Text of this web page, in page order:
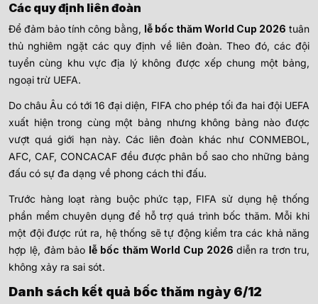
Các quy định liên đoàn
Để đảm bảo tính công bằng, lễ bốc thăm World Cup 2026 tuân
thủ nghiêm ngặt các quy định về liên đoàn. Theo đó, các đội
tuyển cùng khu vực địa lý không được xếp chung một bảng,
ngoại trừ UEFA.
Do châu Âu có tới 16 đại diện, FIFA cho phép tối đa hai đội UEFA
xuất hiện trong cùng một bảng nhưng không bảng nào được
vượt quá giới hạn này. Các liên đoàn khác như CONMEBOL,
AFC, CAF, CONCACAF đều được phân bổ sao cho những bảng
đấu có sự đa dạng về phong cách thi đấu.
Trước hàng loạt ràng buộc phức tạp, FIFA sử dụng hệ thống
phần mềm chuyên dụng để hỗ trợ quá trình bốc thăm. Mỗi khi
một đội được rút ra, hệ thống sẽ tự động kiểm tra các khả năng
hợp lệ, đảm bảo lễ bốc thăm World Cup 2026 diễn ra trơn tru,
không xảy ra sai sót.
Danh sách kết quả bốc thăm ngày 6/12